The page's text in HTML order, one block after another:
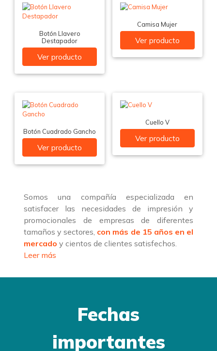
Botón Llavero
Destapador
Ver producto
Camisa Mujer
Ver producto
Botón Cuadrado Gancho
Ver producto
Cuello V
Ver producto
Somos una compañía especializada en
satisfacer las necesidades de impresión y
promocionales de empresas de diferentes
tamaños y sectores, con más de 15 años en el
mercado y cientos de clientes satisfechos.
Leer más
Fechas
importantes